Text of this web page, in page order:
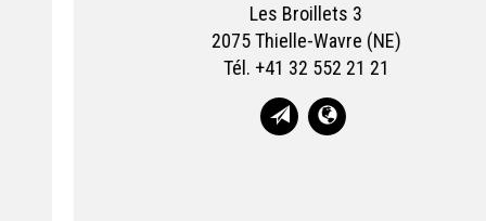
Les Broillets 3
2075 Thielle-Wavre (NE)
+41 32 552 21 21